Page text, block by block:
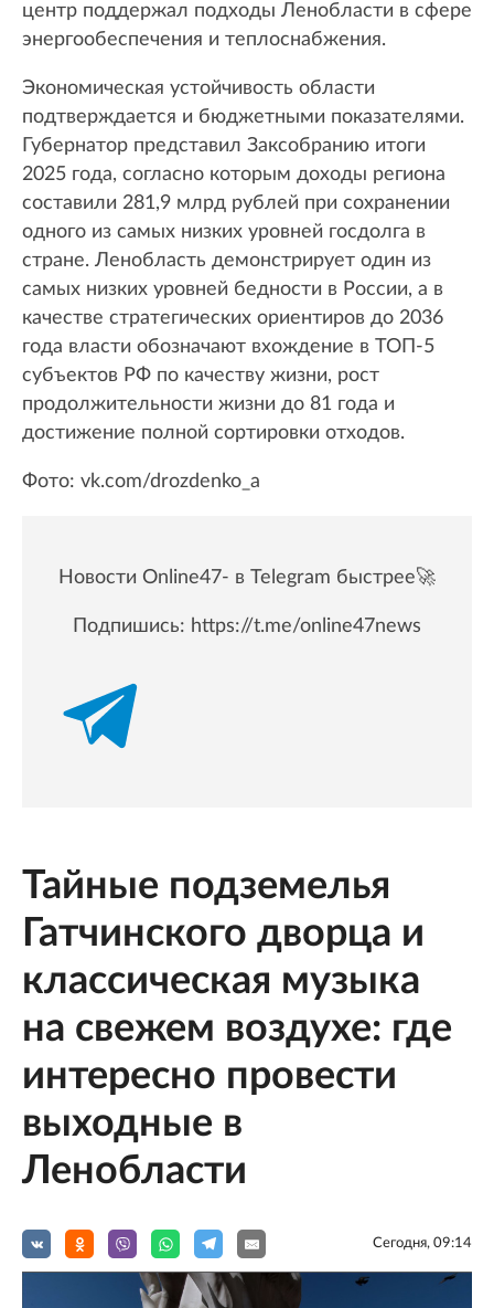
центр поддержал подходы Ленобласти в сфере
энергообеспечения и теплоснабжения.
Экономическая устойчивость области
подтверждается и бюджетными показателями.
Губернатор представил Заксобранию итоги
2025 года, согласно которым доходы региона
составили 281,9 млрд рублей при сохранении
одного из самых низких уровней госдолга в
стране. Ленобласть демонстрирует один из
самых низких уровней бедности в России, а в
качестве стратегических ориентиров до 2036
года власти обозначают вхождение в ТОП-5
субъектов РФ по качеству жизни, рост
продолжительности жизни до 81 года и
достижение полной сортировки отходов.
Фото: vk.com/drozdenko_a
Новости Online47- в Telegram быстрее🚀
Подпишись: https://t.me/online47news
Тайные подземелья
Гатчинского дворца и
классическая музыка
на свежем воздухе: где
интересно провести
выходные в
Ленобласти
Сегодня, 09:14